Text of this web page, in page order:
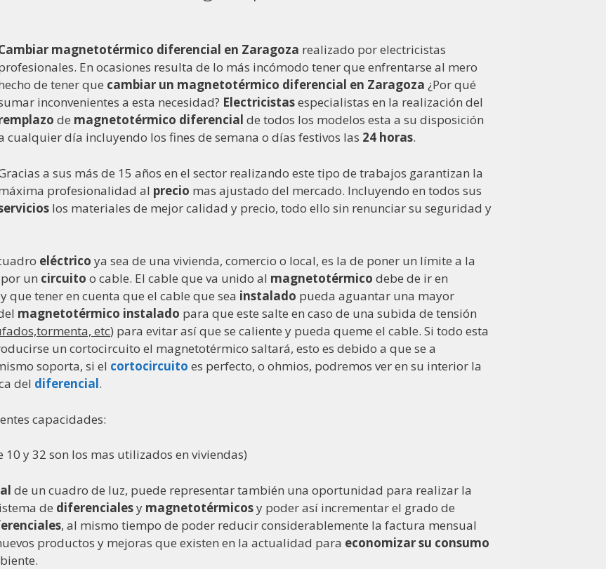
magnetotérmico diferencial en Zaragoza realizado por electricistas
En ocasiones resulta de lo más incómodo tener que enfrentarse al mero
de tener que cambiar un magnetotérmico diferencial en Zaragoza ¿Por qué
inconvenientes a esta necesidad? Electricistasespecialistas en la realización del
de magnetotérmico diferencial de todos los modelos esta a su disposición
cualquier día incluyendo los fines de semana o días festivos las 24 horas.
a sus más de 15 años en el sector realizando este tipo de trabajos garantizan la
profesionalidad al precio mas ajustado del mercado. Incluyendo en todos sus
los materiales de mejor calidad y precio, todo ello sin renunciar su seguridad y
eléctrico ya sea de una vivienda, comercio o local, es la de poner un límite a la
un circuito o cable. El cable que va unido al magnetotérmico debe de ir en
que tener en cuenta que el cable que sea instalado pueda aguantar una mayor
magnetotérmico instalado para que este salte en caso de una subida de tensión
etc) para evitar así que se caliente y pueda queme el cable. Si todo esta
un cortocircuito el magnetotérmico saltará, esto es debido a que se a
soporta, si el cortocircuito es perfecto, o ohmios, podremos ver en su interior la
del diferencial.
capacidades:
10 y 32 son los mas utilizados en viviendas)
de un cuadro de luz, puede representar también una oportunidad para realizar la
de diferencialesy magnetotérmicosy poder así incrementar el grado de
, al mismo tiempo de poder reducir considerablemente la factura mensual
productos y mejoras que existen en la actualidad para economizar su consumo